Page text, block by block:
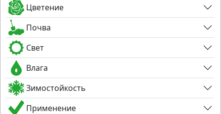
Цветение
Почва
Свет
Влага
Зимостойкость
Применение